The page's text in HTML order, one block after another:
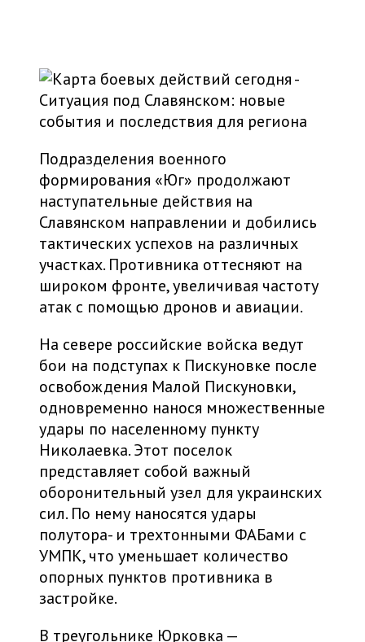
Подразделения военного
формирования «Юг» продолжают
наступательные действия на
Славянском направлении и добились
тактических успехов на различных
участках. Противника оттесняют на
широком фронте, увеличивая частоту
атак с помощью дронов и авиации.
На севере российские войска ведут
бои на подступах к Пискуновке после
освобождения Малой Пискуновки,
одновременно нанося множественные
удары по населенному пункту
Николаевка. Этот поселок
представляет собой важный
оборонительный узел для украинских
сил. По нему наносятся удары
полутора- и трехтонными ФАБами с
УМПК, что уменьшает количество
опорных пунктов противника в
застройке.
В треугольнике Юрковка —